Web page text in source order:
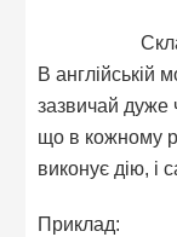
В англійській
зазвичай дуже
що в кожному
виконує дію, і
Приклад: